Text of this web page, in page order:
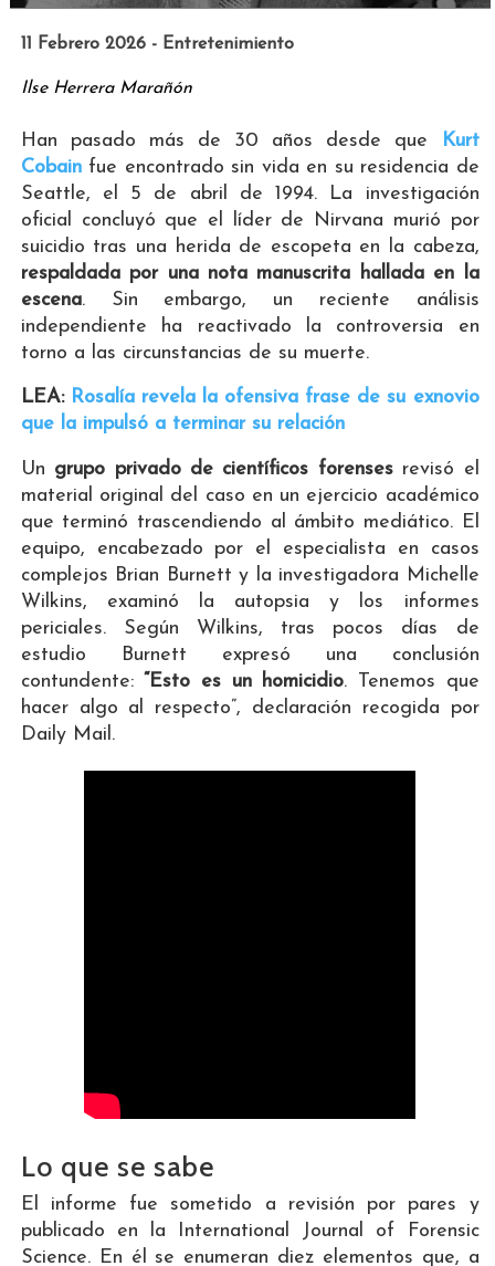
11 Febrero 2026 - Entretenimiento
Ilse Herrera Marañón
Han pasado más de 30 años desde que
Kurt
Cobainfue encontrado sin vida en su residencia de
Seattle, el 5 de abril de 1994. La investigación
oficial concluyó que el líder de Nirvana murió por
suicidio tras una herida de escopeta en la cabeza,
respaldada por una nota manuscrita hallada en la
escena. Sin embargo, un reciente análisis
independiente ha reactivado la controversia en
torno a las circunstancias de su muerte.
LEA: Rosalía revela la ofensiva frase de su exnovio
que la impulsó a terminar su relación
Un grupo privado de científicos forensesrevisó el
material original del caso en un ejercicio académico
que terminó trascendiendo al ámbito mediático. El
equipo, encabezado por el especialista en casos
complejos Brian Burnett y la investigadora Michelle
Wilkins, examinó la autopsia y los informes
periciales. Según Wilkins, tras pocos días de
estudio Burnett expresó una conclusión
contundente:“Esto es un homicidio. Tenemos que
hacer algo al respecto”, declaración recogida por
Daily Mail.
Lo que se sabe
El informe fue sometido a revisión por pares y
publicado en la International Journal of Forensic
Science. En él se enumeran diez elementos que, a